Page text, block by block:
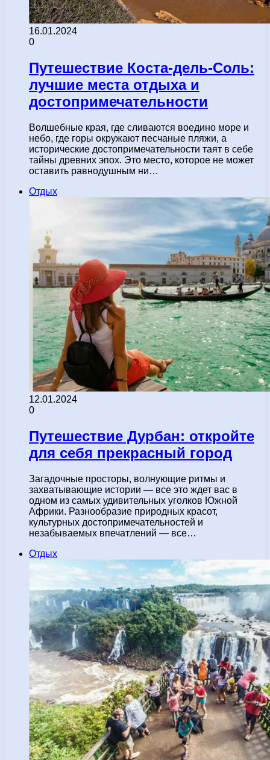
16.01.2024
0
Путешествие Коста-дель-Соль:
лучшие места отдыха и
достопримечательности
Волшебные края, где сливаются воедино море и
небо, где горы окружают песчаные пляжи, а
исторические достопримечательности таят в себе
тайны древних эпох. Это место, которое не может
оставить равнодушным ни…
Отдых
12.01.2024
0
Путешествие Дурбан: откройте
для себя прекрасный город
Загадочные просторы, волнующие ритмы и
захватывающие истории — все это ждет вас в
одном из самых удивительных уголков Южной
Африки. Разнообразие природных красот,
культурных достопримечательностей и
незабываемых впечатлений — все…
Отдых